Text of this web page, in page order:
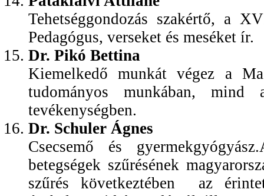
Tehetséggondozás szakértő, a
Pedagógus, verseket és meséket ír.
Dr. Pikó Bettina
Kiemelkedő munkát végez a
tudományos munkában, mind
tevékenységben.
Dr. Schuler Ágnes
Csecsemő és
betegségek szűrésének
szűrés következtében az